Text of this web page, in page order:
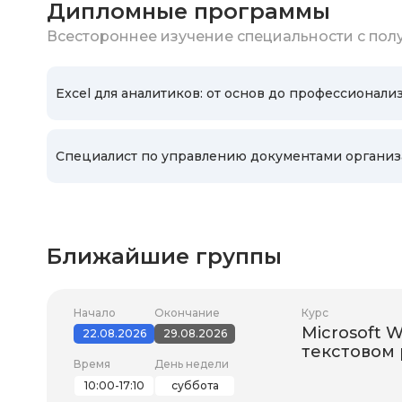
Дипломные программы
Всестороннее изучение специальности с
Excel для аналитиков: от основ до
Специалист по управлению документами
Ближайшие группы
Начало
22.08.2026
Окончание
29.08.2026
Время
10:00-17:10
День недели
суббота
Курс
Microsoft
текстовом